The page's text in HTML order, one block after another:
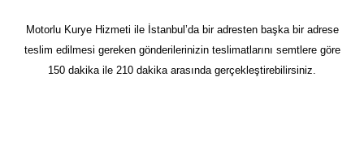
Motorlu Kurye Hizmeti ile İstanbul’da bir adresten başka bir adrese
teslim edilmesi gereken gönderilerinizin teslimatlarını semtlere göre
150 dakika ile 210 dakika arasında gerçekleştirebilirsiniz.